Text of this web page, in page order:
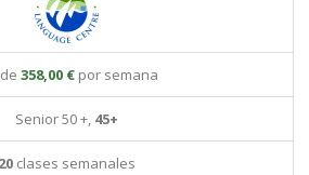
358,00 € por semana
Senior 50 +, 45+
20clases semanales